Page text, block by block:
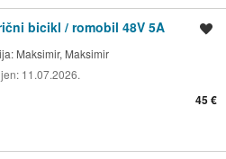
bicikl / romobil 48V 5A
Maksimir, Maksimir
11.07.2026.
45 €